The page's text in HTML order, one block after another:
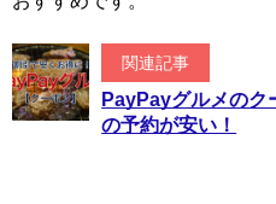
関連記事
PayPayグルメのク
の予約が安い！